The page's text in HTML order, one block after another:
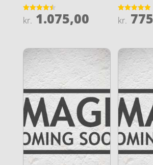
Vurderet
4.5
kr. 1.075,00
Vurderet
4.9
kr.